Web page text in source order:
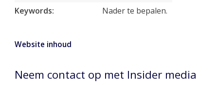
Keywords: Nader te bepalen.
Website inhoud
Neem contact op met Insider media